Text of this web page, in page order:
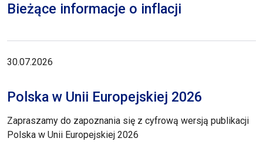
Bieżące informacje o inflacji
30.07.2026
Polska w Unii Europejskiej 2026
Zapraszamy do zapoznania się z cyfrową wersją publikacji
Polska w Unii Europejskiej 2026